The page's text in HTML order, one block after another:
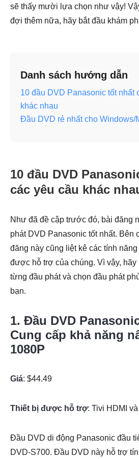
sẽ thấy mười lựa chọn như vậy!
đợi thêm nữa, hãy bắt đầu khám
Danh sách hướng dẫn
10 đầu DVD Panasonic tốt nhất
khác nhau
Đầu DVD rẻ nhất cho Windows/
10 đầu DVD
các yêu cầu khác
Như đã đề cập trước đó, bài đăng
phát DVD Panasonic tốt nhất. Bên
đăng này cũng liệt kê các tính
được hỗ trợ của chúng. Vì vậy, hãy
từng đầu phát và chọn đầu phát
bạn.
1. Đầu DVD
Cung cấp khả năng
1080P
Giá: $44.49
Thiết bị được hỗ trợ: Tivi HDMI
Đầu DVD di động Panasonic đầu
DVD-S700. Đầu DVD này hỗ trợ